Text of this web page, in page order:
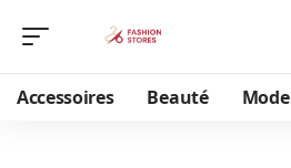
Accessoires Beauté Mode